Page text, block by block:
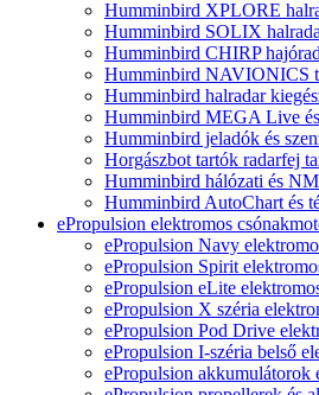
Humminbird XPLORE
Humminbird SOLIX
Humminbird CHIRP
Humminbird NAVIONICS
Humminbird halradar
Humminbird MEGA Live
Humminbird jeladók és
Horgászbot tartók radarfej
Humminbird hálózati és
Humminbird AutoChart és
ePropulsion elektromos
ePropulsion Navy
ePropulsion Spirit
ePropulsion eLite
ePropulsion X széria
ePropulsion Pod Drive
ePropulsion I-széria belső
ePropulsion akkumulátorok